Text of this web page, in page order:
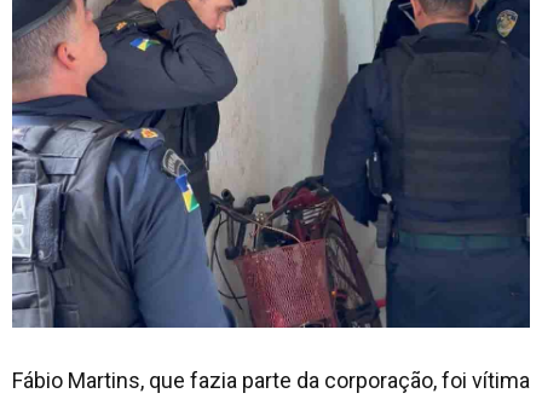
Fábio Martins, que fazia parte da corporação, foi vítima